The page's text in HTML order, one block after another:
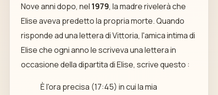
Nove anni dopo, nel 1979, la madre rivelerà che
Elise aveva predetto la propria morte. Quando
risponde ad una lettera di Vittoria, l'amica intima di
Elise che ogni anno le scriveva una lettera in
occasione della dipartita di Elise, scrive questo :
È l'ora precisa (17:45) in cui la mia